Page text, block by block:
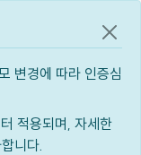
변경에 따라 인증심
적용되며, 자세한
니다.
공지